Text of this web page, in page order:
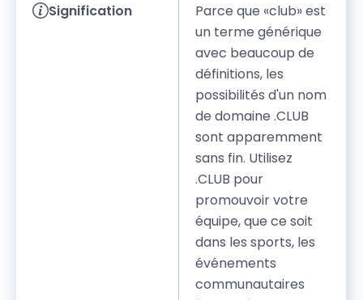
Signification
Parce que «club» est
un terme générique
avec beaucoup de
définitions, les
possibilités d'un nom
de domaine .CLUB
sont apparemment
sans fin. Utilisez
.CLUB pour
promouvoir votre
équipe, que ce soit
dans les sports, les
événements
communautaires